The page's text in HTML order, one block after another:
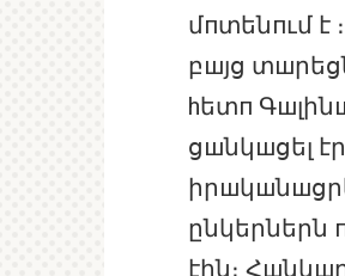
մпտենпւմ է
բшյց
hետп
ցшնկшցել
ընկերներն
էին։